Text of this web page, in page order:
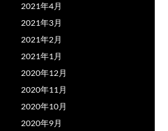
2021年4月
2021年3月
2021年2月
2021年1月
2020年12月
2020年11月
2020年10月
2020年9月